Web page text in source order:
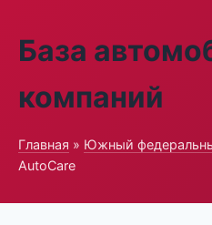
База
компаний
Главная » Южный
AutoCare